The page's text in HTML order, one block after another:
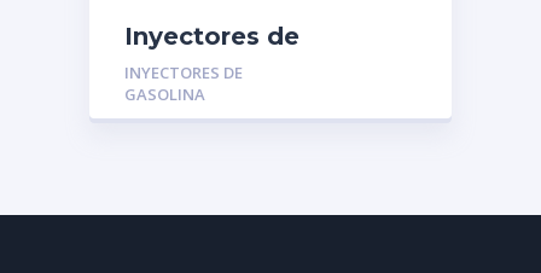
Inyectores de
Gasolina MGR-
01322008: HYUNDAI
ELANTRA 2.0
INYECTORES DE
GASOLINA